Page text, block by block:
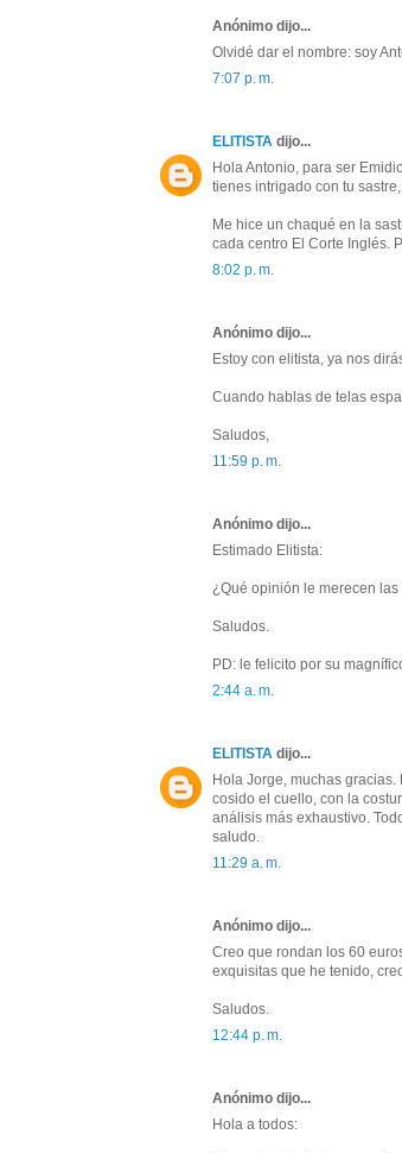
Anónimo dijo...
Olvidé dar el nombre: soy
7:07 p. m.
ELITISTA dijo...
Hola Antonio, para ser
tienes intrigado con tu
Me hice un chaqué en la
cada centro El Corte Inglés.
8:02 p. m.
Anónimo dijo...
Estoy con elitista, ya nos
Cuando hablas de telas
Saludos,
11:59 p. m.
Anónimo dijo...
Estimado Elitista:
¿Qué opinión le merecen
Saludos.
PD: le felicito por su
2:44 a. m.
ELITISTA dijo...
Hola Jorge, muchas
cosido el cuello, con la
análisis más exhaustivo.
saludo.
11:29 a. m.
Anónimo dijo...
Creo que rondan los 60
exquisitas que he tenido,
Saludos.
12:44 p. m.
Anónimo dijo...
Hola a todos: